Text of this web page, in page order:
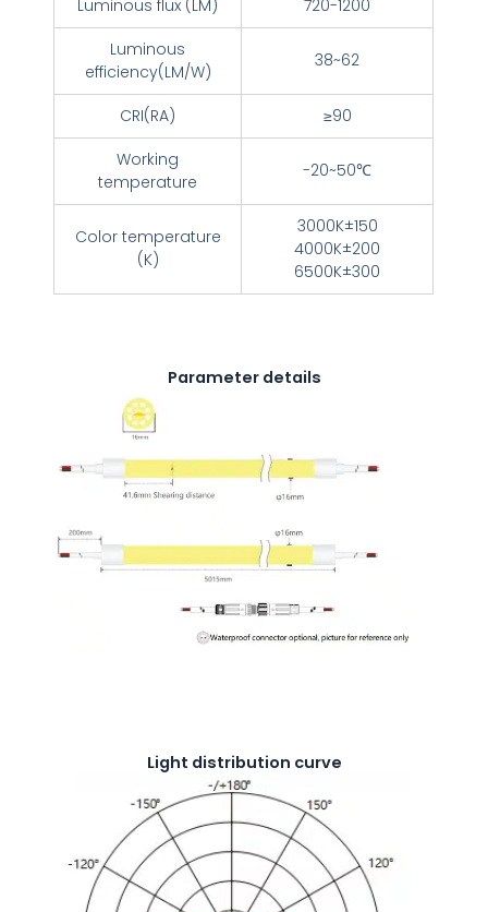
Luminous flux (LM)
720-1200
Luminous
efficiency(LM/W)
38~62
CRI(RA)
≥90
Working
temperature
-20~50℃
Color temperature
(K)
3000K±150
4000K±200
6500K±300
Parameter details
Light distribution curve